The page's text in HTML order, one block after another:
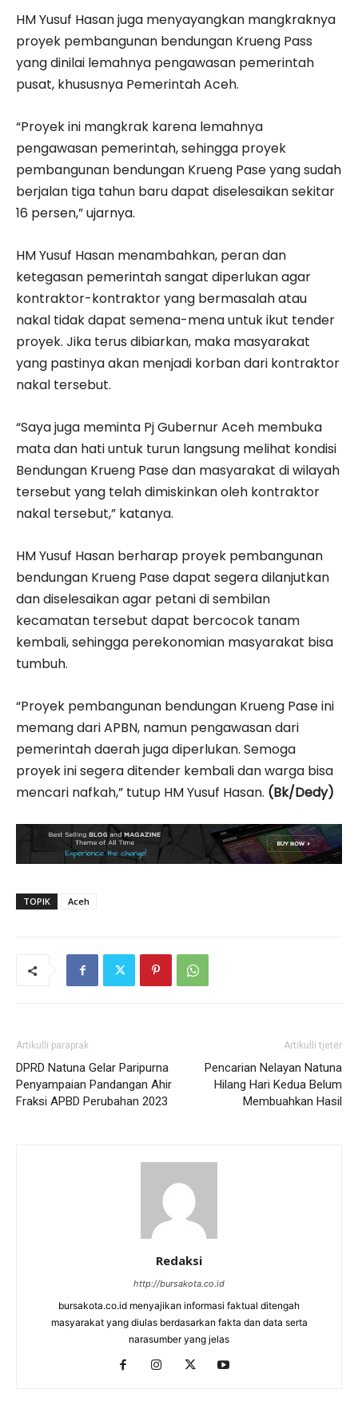
HM Yusuf Hasan juga menyayangkan mangkraknya
proyek pembangunan bendungan Krueng Pass
yang dinilai lemahnya pengawasan pemerintah
pusat, khususnya Pemerintah Aceh.
“Proyek ini mangkrak karena lemahnya
pengawasan pemerintah, sehingga proyek
pembangunan bendungan Krueng Pase yang sudah
berjalan tiga tahun baru dapat diselesaikan sekitar
16 persen,” ujarnya.
HM Yusuf Hasan menambahkan, peran dan
ketegasan pemerintah sangat diperlukan agar
kontraktor-kontraktor yang bermasalah atau
nakal tidak dapat semena-mena untuk ikut tender
proyek. Jika terus dibiarkan, maka masyarakat
yang pastinya akan menjadi korban dari kontraktor
nakal tersebut.
“Saya juga meminta Pj Gubernur Aceh membuka
mata dan hati untuk turun langsung melihat kondisi
Bendungan Krueng Pase dan masyarakat di wilayah
tersebut yang telah dimiskinkan oleh kontraktor
nakal tersebut,” katanya.
HM Yusuf Hasan berharap proyek pembangunan
bendungan Krueng Pase dapat segera dilanjutkan
dan diselesaikan agar petani di sembilan
kecamatan tersebut dapat bercocok tanam
kembali, sehingga perekonomian masyarakat bisa
tumbuh.
“Proyek pembangunan bendungan Krueng Pase ini
memang dari APBN, namun pengawasan dari
pemerintah daerah juga diperlukan. Semoga
proyek ini segera ditender kembali dan warga bisa
mencari nafkah,” tutup HM Yusuf Hasan. (Bk/Dedy)
TOPIK Aceh
Artikulli paraprak
DPRD Natuna Gelar Paripurna
Penyampaian Pandangan Ahir
Fraksi APBD Perubahan 2023
Artikulli tjetër
Pencarian Nelayan Natuna
Hilang Hari Kedua Belum
Membuahkan Hasil
Redaksi
http://bursakota.co.id
bursakota.co.id menyajikan informasi faktual ditengah
masyarakat yang diulas berdasarkan fakta dan data serta
narasumber yang jelas